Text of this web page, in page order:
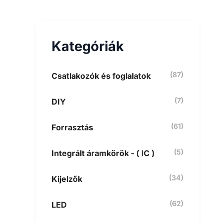
a
k
v
k
ő
e
Kategóriák
Csatlakozók és foglalatok (87)
DIY (7)
Forrasztás (61)
Integrált áramkörök - ( IC ) (5)
Kijelzők (34)
LED (62)